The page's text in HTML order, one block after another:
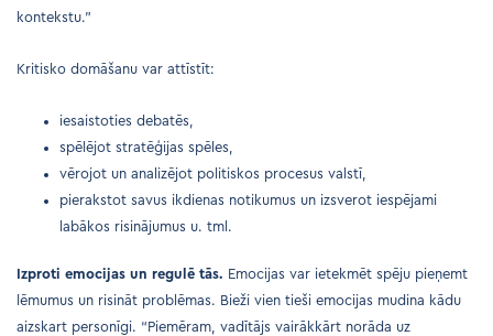
kontekstu.”
Kritisko domāšanu var attīstīt:
iesaistoties debatēs,
spēlējot stratēģijas spēles,
vērojot un analizējot politiskos procesus valstī,
pierakstot savus ikdienas notikumus un izsverot iespējami
labākos risinājumus u. tml.
Izproti emocijas un regulē tās. Emocijas var ietekmēt spēju pieņemt
lēmumus un risināt problēmas. Bieži vien tieši emocijas mudina kādu
aizskart personīgi. “Piemēram, vadītājs vairākkārt norāda uz